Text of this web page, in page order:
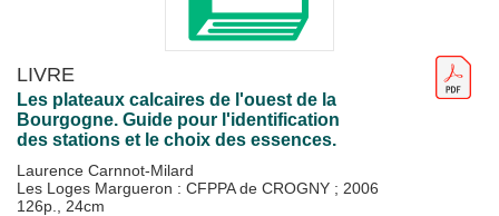
LIVRE
Les plateaux calcaires de l'ouest de la
Bourgogne. Guide pour l'identification
des stations et le choix des essences.
Laurence Carnnot-Milard
Les Loges Margueron : CFPPA de CROGNY ; 2006
126p., 24cm